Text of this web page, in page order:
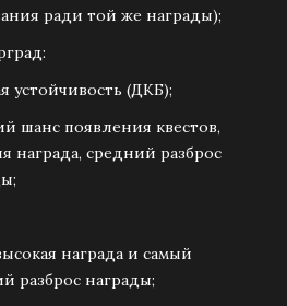
ради той же награды);
устойчивость (ДКБ);
шанс появления квестов,
награда, средний разброс
награда и самый
разброс награды;